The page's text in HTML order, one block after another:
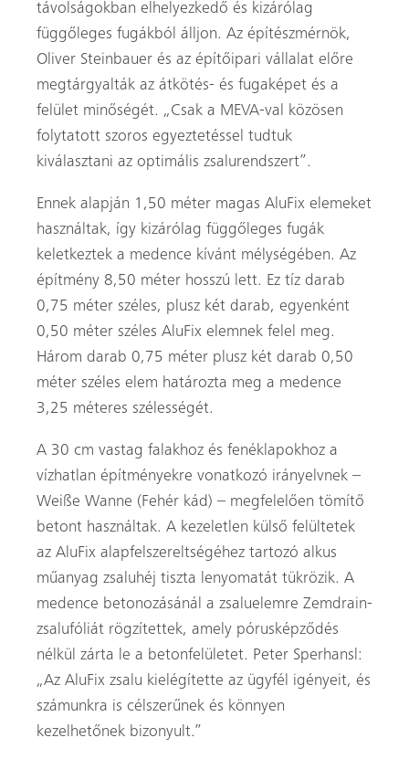
távolságokban elhelyezkedő és kizárólag
függőleges fugákból álljon. Az építészmérnök,
Oliver Steinbauer és az építőipari vállalat előre
megtárgyalták az átkötés- és fugaképet és a
felület minőségét. „Csak a MEVA-val közösen
folytatott szoros egyeztetéssel tudtuk
kiválasztani az optimális zsalurendszert”.
Ennek alapján 1,50 méter magas AluFix elemeket
használtak, így kizárólag függőleges fugák
keletkeztek a medence kívánt mélységében. Az
építmény 8,50 méter hosszú lett. Ez tíz darab
0,75 méter széles, plusz két darab, egyenként
0,50 méter széles AluFix elemnek felel meg.
Három darab 0,75 méter plusz két darab 0,50
méter széles elem határozta meg a medence
3,25 méteres szélességét.
A 30 cm vastag falakhoz és fenéklapokhoz a
vízhatlan építményekre vonatkozó irányelvnek –
Weiße Wanne (Fehér kád) – megfelelően tömítő
betont használtak. A kezeletlen külső felültetek
az AluFix alapfelszereltségéhez tartozó alkus
műanyag zsaluhéj tiszta lenyomatát tükrözik. A
medence betonozásánál a zsaluelemre Zemdrain-
zsalufóliát rögzítettek, amely pórusképződés
nélkül zárta le a betonfelületet. Peter Sperhansl:
„Az AluFix zsalu kielégítette az ügyfél igényeit, és
számunkra is célszerűnek és könnyen
kezelhetőnek bizonyult.”